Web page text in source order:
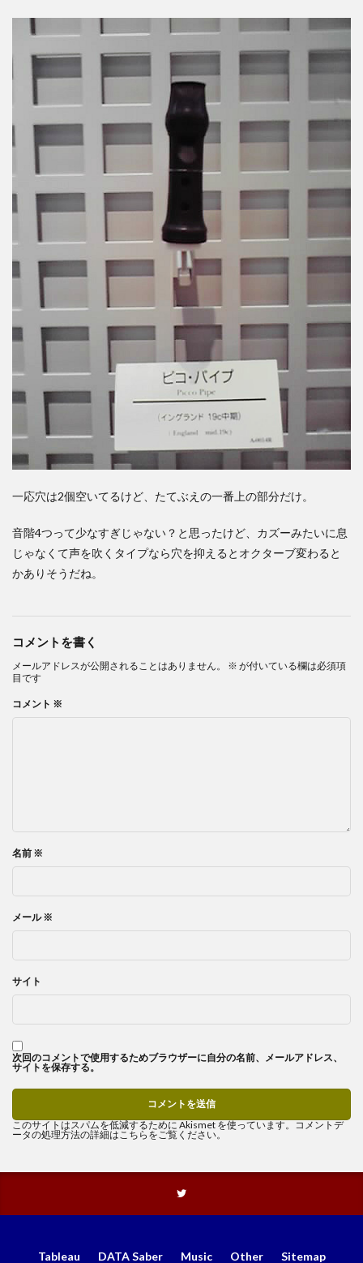
一応穴は2個空いてるけど、たてぶえの一番上の部分だけ。
音階4つって少なすぎじゃない？と思ったけど、カズーみたいに息
じゃなくて声を吹くタイプなら穴を抑えるとオクターブ変わると
かありそうだね。
コメントを書く
メールアドレスが公開されることはありません。 ※ が付いている欄は必須項
目です
コメント ※
名前 ※
メール※
サイト
次回のコメントで使用するためブラウザーに自分の名前、メールアドレス、
サイトを保存する。
このサイトはスパムを低減するために Akismet を使っています。
コメントデ
ータの処理方法の詳細はこちらをご覧ください。
Tableau DATA Saber Music Other Sitemap